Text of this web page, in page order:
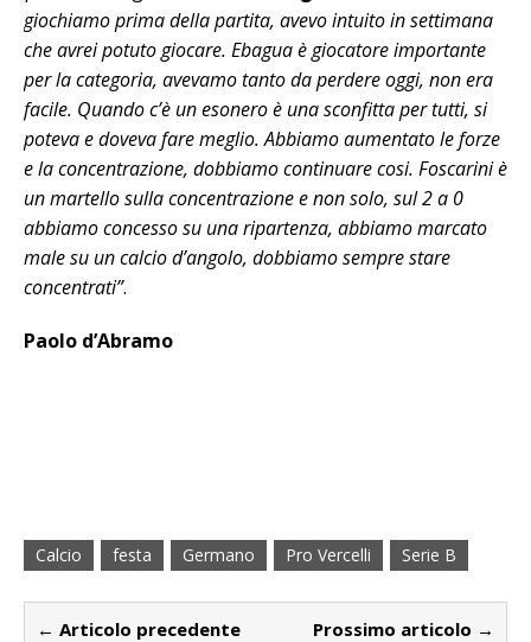
giochiamo prima della partita, avevo intuito in settimana
che avrei potuto giocare. Ebagua è giocatore importante
per la categoria, avevamo tanto da perdere oggi, non era
facile. Quando c’è un esonero è una sconfitta per tutti, si
poteva e doveva fare meglio. Abbiamo aumentato le forze
e la concentrazione, dobbiamo continuare cosi. Foscarini è
un martello sulla concentrazione e non solo, sul 2 a 0
abbiamo concesso su una ripartenza, abbiamo marcato
male su un calcio d’angolo, dobbiamo sempre stare
concentrati”.
Paolo d’Abramo
Calcio festa Germano Pro Vercelli Serie B
← Articolo precedente Prossimo articolo →